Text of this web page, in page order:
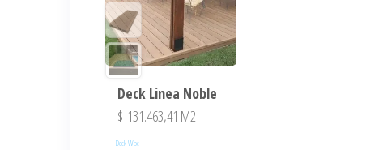
Deck Linea Noble
$ 131.463,41 M2
Deck Wpc